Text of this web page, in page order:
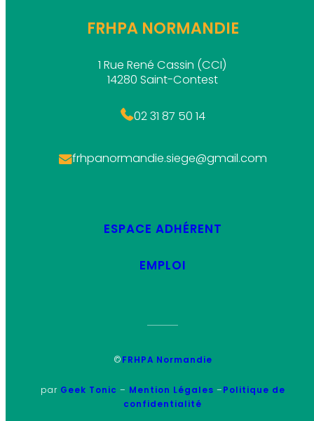
FRHPA NORMANDIE
1 Rue René Cassin (CCI)
14280 Saint-Contest
02 31 87 50 14
frhpanormandie.siege@gmail.com
ESPACE ADHÉRENT
EMPLOI
©FRHPA Normandie
par Geek Tonic – Mention Légales –Politique de
confidentialité